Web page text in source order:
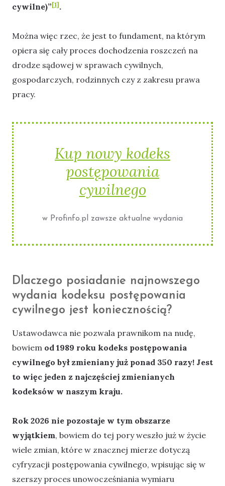
cywilne)”[1].
Można więc rzec, że jest to fundament, na którym
opiera się cały proces dochodzenia roszczeń na
drodze sądowej w sprawach cywilnych,
gospodarczych, rodzinnych czy z zakresu prawa
pracy.
Kup nowy kodeks
postępowania
cywilnego
w Profinfo.pl zawsze aktualne wydania
Dlaczego posiadanie najnowszego
wydania kodeksu postępowania
cywilnego jest koniecznością?
Ustawodawca nie pozwala prawnikom na nudę,
bowiem od 1989 roku kodeks postępowania
cywilnego był zmieniany już ponad 350 razy! Jest
to więc jeden z najczęściej zmienianych
kodeksów w naszym kraju.
Rok 2026 nie pozostaje w tym obszarze
wyjątkiem, bowiem do tej pory weszło już w życie
wiele zmian, które w znacznej mierze dotyczą
cyfryzacji postępowania cywilnego, wpisując się w
szerszy proces unowocześniania wymiaru